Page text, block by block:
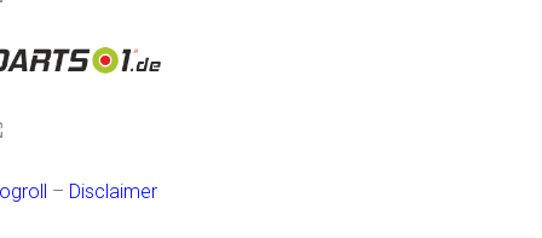
– Disclaimer